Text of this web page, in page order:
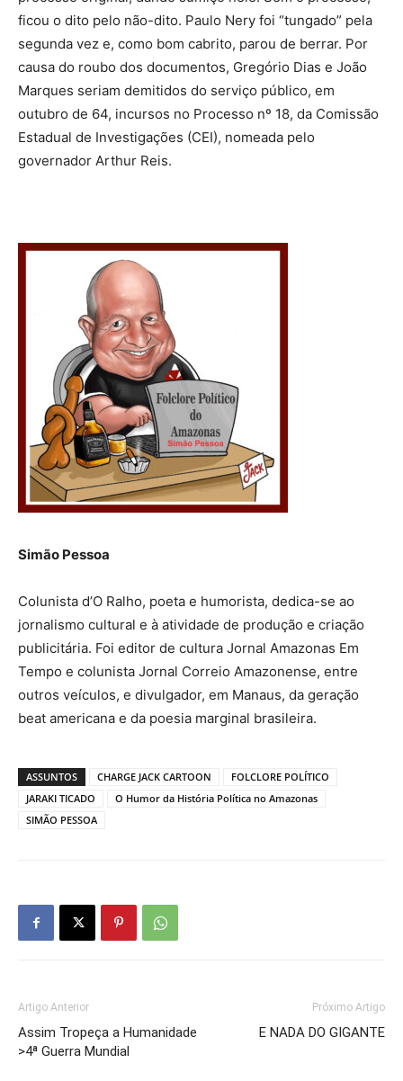
ficou o dito pelo não-dito. Paulo Nery foi “tungado” pela
segunda vez e, como bom cabrito, parou de berrar. Por
causa do roubo dos documentos, Gregório Dias e João
Marques seriam demitidos do serviço público, em
outubro de 64, incursos no Processo nº 18, da Comissão
Estadual de Investigações (CEI), nomeada pelo
governador Arthur Reis.
Simão Pessoa
Colunista d’O Ralho, poeta e humorista, dedica-se ao
jornalismo cultural e à atividade de produção e criação
publicitária. Foi editor de cultura Jornal Amazonas Em
Tempo e colunista Jornal Correio Amazonense, entre
outros veículos, e divulgador, em Manaus, da geração
beat americana e da poesia marginal brasileira.
ASSUNTOS CHARGE JACK CARTOON
FOLCLORE POLÍTICO
JARAKI TICADO
O Humor da História Política no Amazonas
SIMÃO PESSOA
Artigo Anterior
Assim Tropeça a Humanidade
>4ª Guerra Mundial
Próximo Artigo
E NADA DO GIGANTE